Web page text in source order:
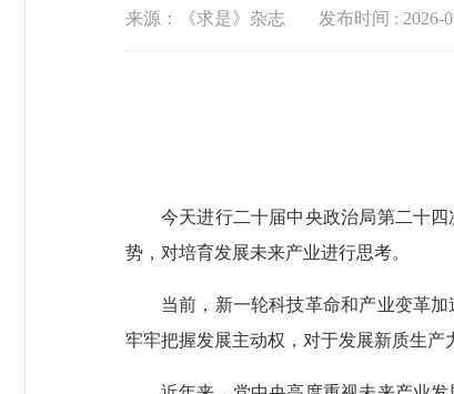
来源：《求是》杂志 发布时间 : 2026-
今天进行二十届中央政治局第二十
势，对培育发展未来产业进行思考。
当前，新一轮科技革命和产业变革
牢牢把握发展主动权，对于发展新质生产